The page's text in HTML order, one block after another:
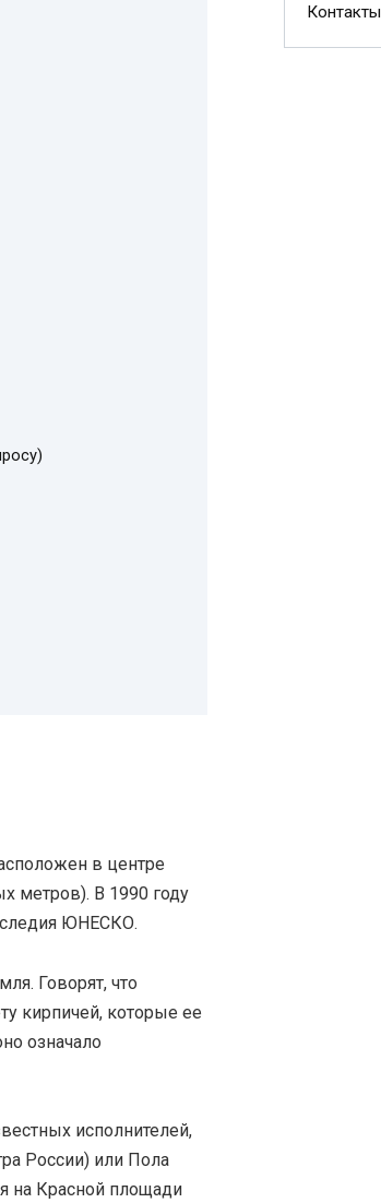
в центре
метров). В 1990 году
ЮНЕСКО.
Говорят, что
кирпичей, которые ее
означало
исполнителей,
России) или Пола
на Красной площади
Контакты